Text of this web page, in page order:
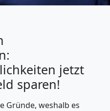
jetzt
sparen!
Gründe, weshalb es